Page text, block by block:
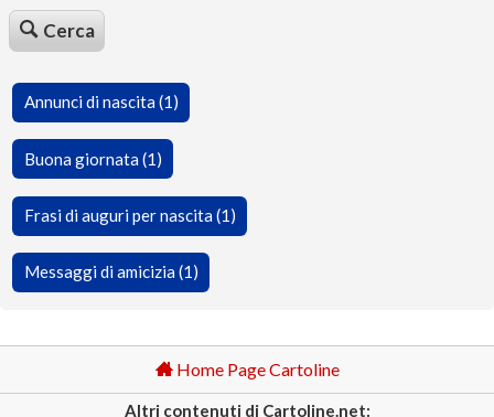
Cerca
Annunci di nascita (1)
Buona giornata (1)
Frasi di auguri per nascita (1)
Messaggi di amicizia (1)
Home Page Cartoline
Altri contenuti di Cartoline.net: